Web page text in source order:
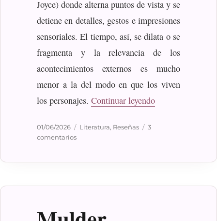
Joyce) donde alterna puntos de vista y se
detiene en detalles, gestos e impresiones
sensoriales. El tiempo, así, se dilata o se
fragmenta y la relevancia de los
acontecimientos externos es mucho
menor a la del modo en que los viven
los personajes. Continuar leyendo«Mansfield,
Publicado
el
01/06/2026 Categorías
Literatura, Reseñas
3
comentariosen